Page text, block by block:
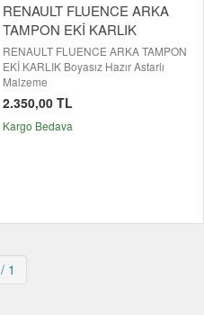
RENAULT FLUENCE ARKA
TAMPON EKİ KARLIK
RENAULT FLUENCE ARKA TAMPON
EKİ KARLIK Boyasız Hazır Astarlı
Malzeme
2.350,00 TL
Kargo Bedava
/ 1